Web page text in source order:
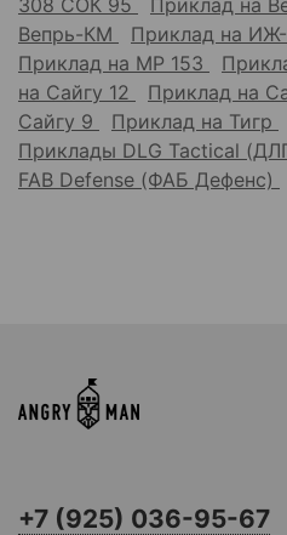
Вепрь-КМ
Приклад на ИЖ-
Приклад на МР 153
на Сайгу 12
Приклад на
Сайгу 9
Приклад на Тигр
Приклады DLG Tactical
FAB Defense (ФАБ Дефенс)
+7 (925) 036-95-67